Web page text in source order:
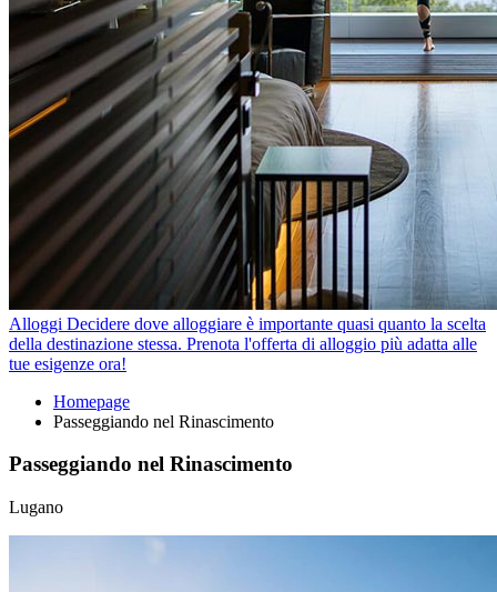
Alloggi Decidere dove alloggiare è importante quasi quanto la scelta
della destinazione stessa. Prenota l'offerta di alloggio più adatta alle
tue esigenze ora!
Homepage
Passeggiando nel Rinascimento
Passeggiando nel Rinascimento
Lugano